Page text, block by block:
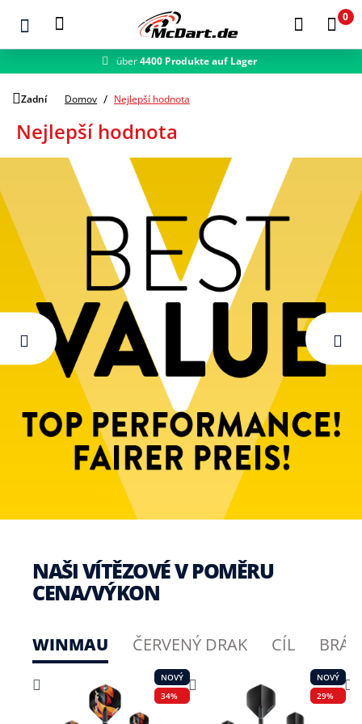
Zum Hauptinhalt springen
0
über4400 Produkte auf Lager
schneller Versand
Zadní Domov Nejlepší hodnota
Nejlepší hodnota
NAŠI VÍTĚZOVÉ V POMĚRU
CENA/VÝKON
WINMAU ČERVENÝ DRAK CÍL
NOVÝ
34%
NOVÝ
29%